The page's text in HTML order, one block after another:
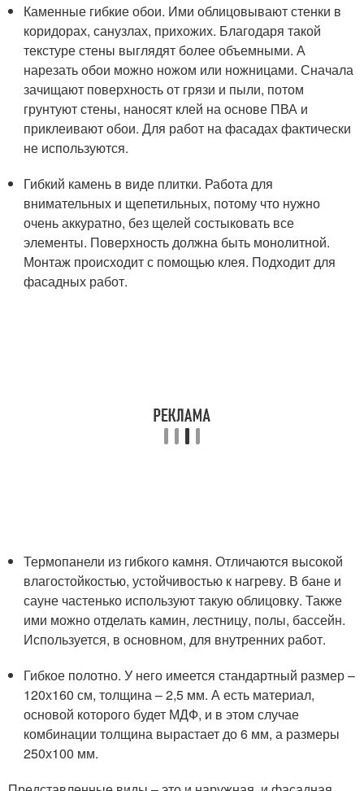
Каменные гибкие обои. Ими облицовывают стенки в
коридорах, санузлах, прихожих. Благодаря такой
текстуре стены выглядят более объемными. А
нарезать обои можно ножом или ножницами. Сначала
зачищают поверхность от грязи и пыли, потом
грунтуют стены, наносят клей на основе ПВА и
приклеивают обои. Для работ на фасадах фактически
не используются.
Гибкий камень в виде плитки. Работа для
внимательных и щепетильных, потому что нужно
очень аккуратно, без щелей состыковать все
элементы. Поверхность должна быть монолитной.
Монтаж происходит с помощью клея. Подходит для
фасадных работ.
Термопанели из гибкого камня. Отличаются высокой
влагостойкостью, устойчивостью к нагреву. В бане и
сауне частенько используют такую облицовку. Также
ими можно отделать камин, лестницу, полы, бассейн.
Используется, в основном, для внутренних работ.
Гибкое полотно. У него имеется стандартный размер –
120х160 см, толщина – 2,5 мм. А есть материал,
основой которого будет МДФ, и в этом случае
комбинации толщина вырастает до 6 мм, а размеры
250х100 мм.